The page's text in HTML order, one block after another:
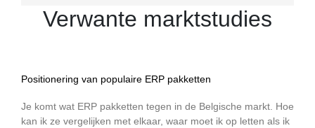
Verwante marktstudies
Positionering van populaire ERP pakketten
Je komt wat ERP pakketten tegen in de Belgische markt. Hoe
kan ik ze vergelijken met elkaar, waar moet ik op letten als ik